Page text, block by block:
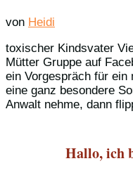
von Heidi
toxischer Kindsvater
Mütter Gruppe auf
ein Vorgespräch für ein
eine ganz besondere
Anwalt nehme, dann
Hallo, ich